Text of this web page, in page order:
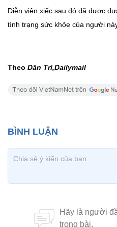
Diễn viên xiếc sau đó đã được
tình trạng sức khỏe của người
Theo Dân Trí,Dailymail